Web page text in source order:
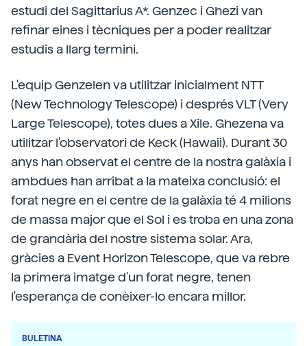
estudi del Sagittarius A*. Genzec i Ghezi van
refinar eines i tècniques per a poder realitzar
estudis a llarg termini.
L'equip Genzelen va utilitzar inicialment NTT
(New Technology Telescope) i després VLT (Very
Large Telescope), totes dues a Xile. Ghezena va
utilitzar l'observatori de Keck (Hawaii). Durant 30
anys han observat el centre de la nostra galàxia i
ambdues han arribat a la mateixa conclusió: el
forat negre en el centre de la galàxia té 4 milions
de massa major que el Sol i es troba en una zona
de grandària del nostre sistema solar. Ara,
gràcies a Event Horizon Telescope, que va rebre
la primera imatge d'un forat negre, tenen
l'esperança de conèixer-lo encara millor.
BULETINA